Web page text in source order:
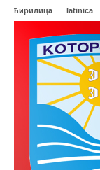
ћирилица latinica